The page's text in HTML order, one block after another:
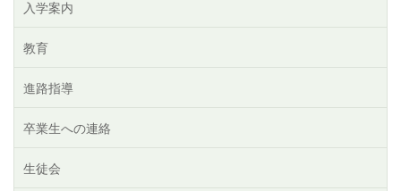
入学案内
教育
進路指導
卒業生への連絡
生徒会